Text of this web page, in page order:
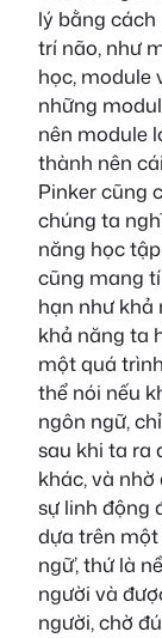
lý bằng
trí não, như
học, module
những
nên module
thành nên
Pinker cũng
chúng ta
năng học
cũng mang
hạn như khả
khả năng ta
một quá
thể nói nếu
ngôn ngữ,
sau khi ta ra
khác, và
sự linh động
dựa trên một
ngữ’, thứ là
người và
người, chờ